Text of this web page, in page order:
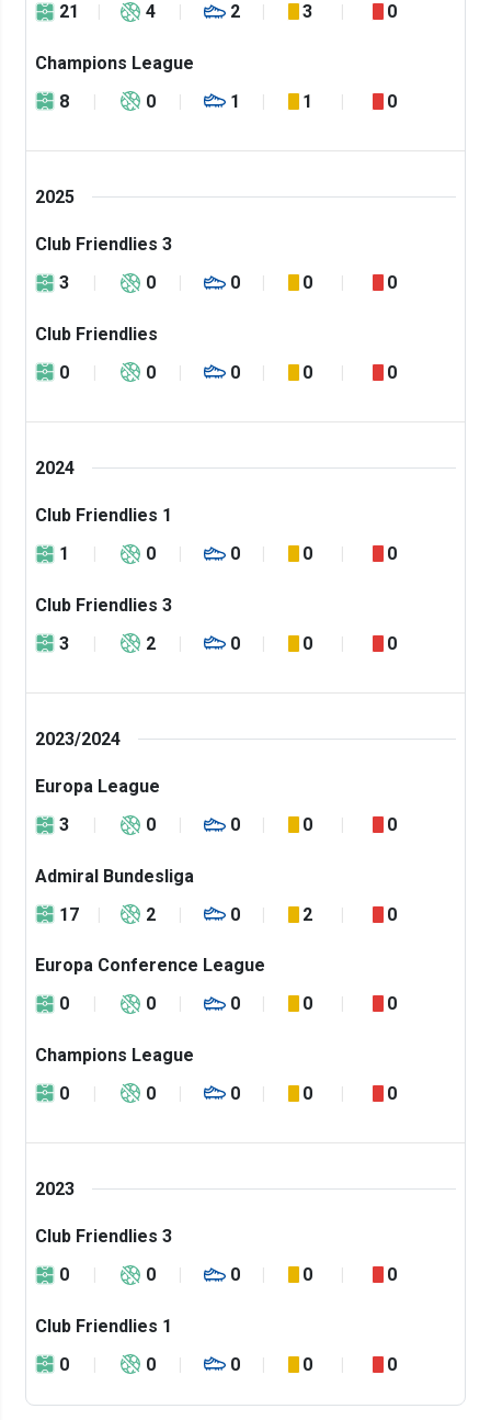
21
4 2 3 0
Champions League
8
0 1 1 0
2025
Club Friendlies 3
3
0 0 0 0
Club Friendlies
0
0 0 0 0
2024
Club Friendlies 1
1
0 0 0 0
Club Friendlies 3
3
2 0 0 0
2023/2024
Europa League
3
0 0 0 0
Admiral Bundesliga
17
2 0 2 0
Europa Conference League
0
0 0 0 0
Champions League
0
0 0 0 0
2023
Club Friendlies 3
0
0 0 0 0
Club Friendlies 1
0
0 0 0 0